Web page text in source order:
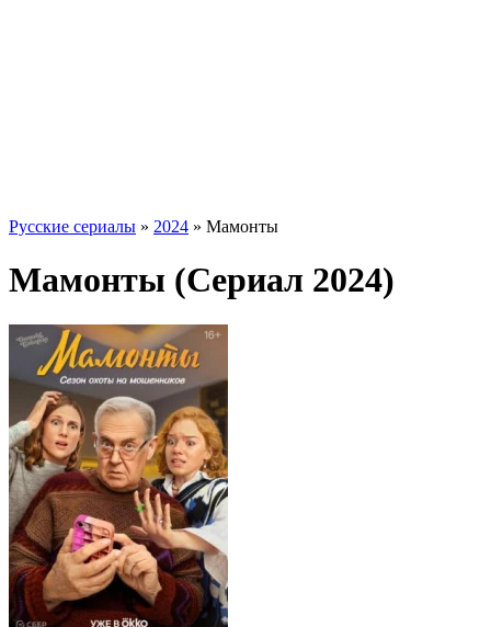
Русские сериалы » 2024 » Мамонты
Мамонты (Сериал 2024)